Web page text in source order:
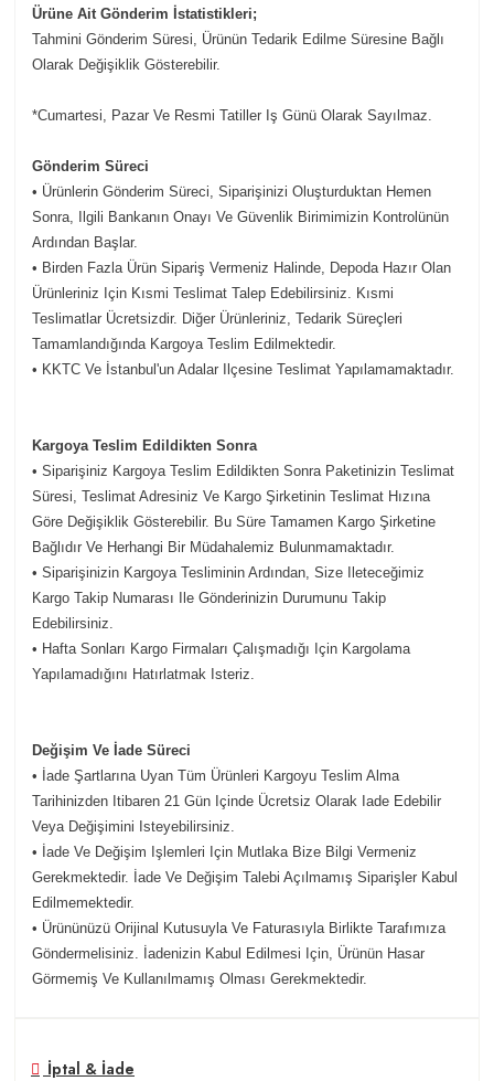
Ürüne Ait Gönderim İstatistikleri;
Tahmini Gönderim Süresi, Ürünün Tedarik Edilme Süresine Bağlı
Olarak Değişiklik Gösterebilir.
*Cumartesi, Pazar Ve Resmi Tatiller Iş Günü Olarak Sayılmaz.
Gönderim Süreci
• Ürünlerin Gönderim Süreci, Siparişinizi Oluşturduktan Hemen
Sonra, Ilgili Bankanın Onayı Ve Güvenlik Birimimizin Kontrolünün
Ardından Başlar.
• Birden Fazla Ürün Sipariş Vermeniz Halinde, Depoda Hazır Olan
Ürünleriniz Için Kısmi Teslimat Talep Edebilirsiniz. Kısmi
Teslimatlar Ücretsizdir. Diğer Ürünleriniz, Tedarik Süreçleri
Tamamlandığında Kargoya Teslim Edilmektedir.
• KKTC Ve İstanbul'un Adalar Ilçesine Teslimat Yapılamamaktadır.
Kargoya Teslim Edildikten Sonra
• Siparişiniz Kargoya Teslim Edildikten Sonra Paketinizin Teslimat
Süresi, Teslimat Adresiniz Ve Kargo Şirketinin Teslimat Hızına
Göre Değişiklik Gösterebilir. Bu Süre Tamamen Kargo Şirketine
Bağlıdır Ve Herhangi Bir Müdahalemiz Bulunmamaktadır.
• Siparişinizin Kargoya Tesliminin Ardından, Size Ileteceğimiz
Kargo Takip Numarası Ile Gönderinizin Durumunu Takip
Edebilirsiniz.
• Hafta Sonları Kargo Firmaları Çalışmadığı Için Kargolama
Yapılamadığını Hatırlatmak Isteriz.
Değişim Ve İade Süreci
• İade Şartlarına Uyan Tüm Ürünleri Kargoyu Teslim Alma
Tarihinizden Itibaren 21 Gün Içinde Ücretsiz Olarak Iade Edebilir
Veya Değişimini Isteyebilirsiniz.
• İade Ve Değişim Işlemleri Için Mutlaka Bize Bilgi Vermeniz
Gerekmektedir. İade Ve Değişim Talebi Açılmamış Siparişler Kabul
Edilmemektedir.
• Ürününüzü Orijinal Kutusuyla Ve Faturasıyla Birlikte Tarafımıza
Göndermelisiniz. İadenizin Kabul Edilmesi Için, Ürünün Hasar
Görmemiş Ve Kullanılmamış Olması Gerekmektedir.
İptal & İade